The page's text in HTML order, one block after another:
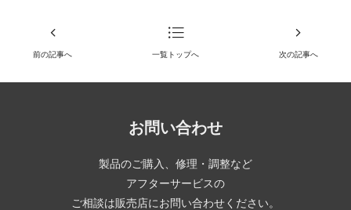
前の記事へ 一覧トップへ 次の記事へ
お問い合わせ
製品のご購入、修理・調整など
アフターサービスの
ご相談は販売店にお問い合わせください。